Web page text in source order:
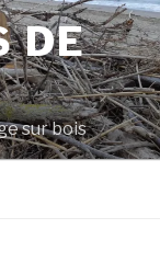
DE
sur bois